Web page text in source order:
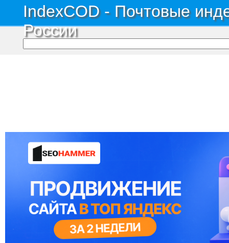
IndexCOD - Почтовые
России